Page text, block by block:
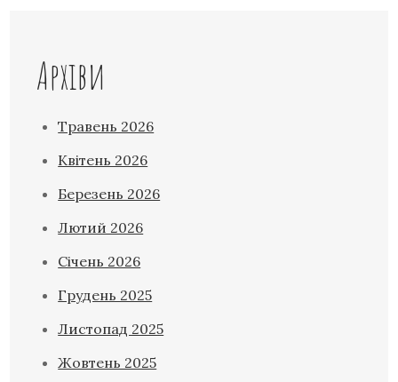
Архіви
Травень 2026
Квітень 2026
Березень 2026
Лютий 2026
Січень 2026
Грудень 2025
Листопад 2025
Жовтень 2025